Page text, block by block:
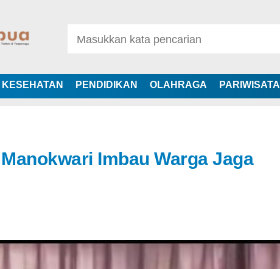
KESEHATAN PENDIDIKAN OLAHRAGA PARIWISATA
Imbau Warga Jaga